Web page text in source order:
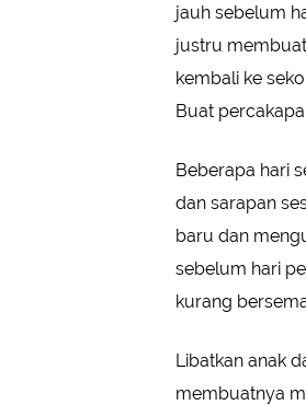
jauh sebelum
justru
kembali ke
Buat
Beberapa hari
dan sarapan
baru dan
sebelum hari
kurang
Libatkan anak
membuatnya